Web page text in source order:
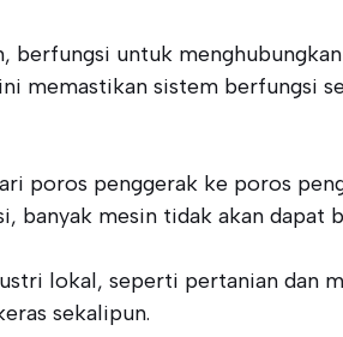
untuk
sistem berfungsi
poros penggerak ke poros
banyak mesin tidak akan dapat
lokal, seperti pertanian dan
sekalipun.